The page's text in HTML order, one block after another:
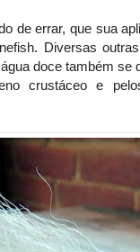
de errar, que sua
Diversas
doce também se
crustáceo e